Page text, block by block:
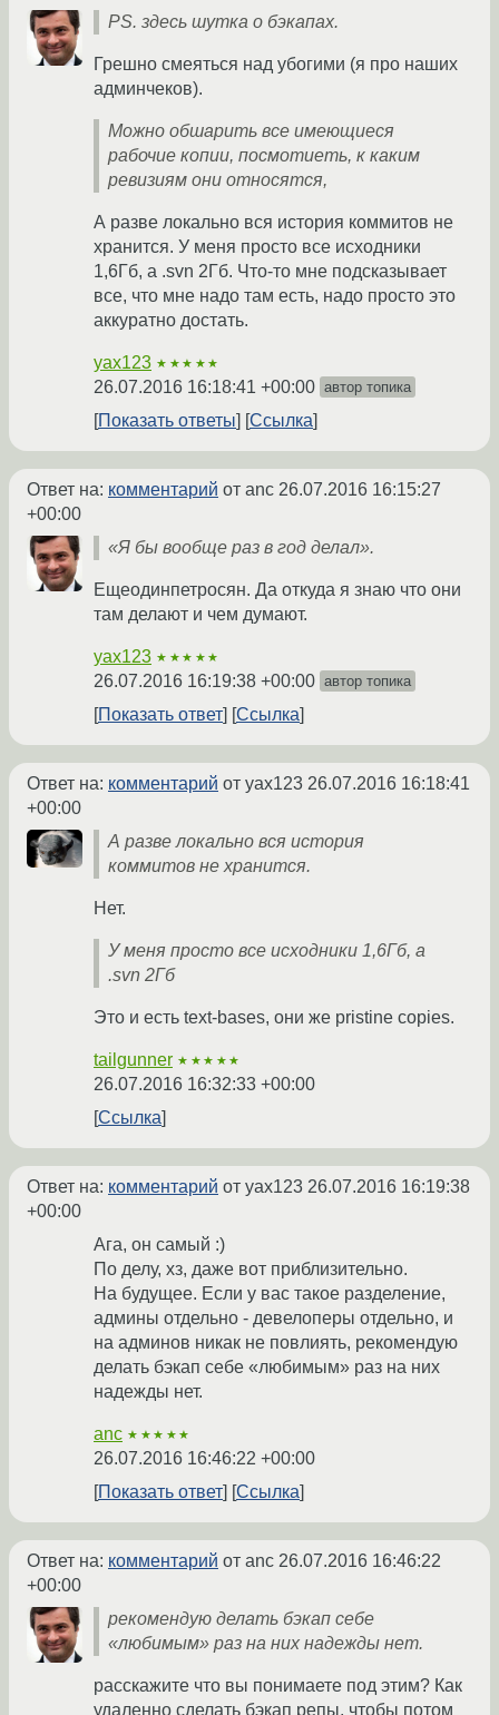
PS. здесь шутка о бэкапах.
Грешно смеяться над убогими (я про наших
админчеков).
Можно обшарить все имеющиеся
рабочие копии, посмотиеть, к каким
ревизиям они относятся,
А разве локально вся история коммитов не
хранится. У меня просто все исходники
1,6Гб, а .svn 2Гб. Что-то мне подсказывает
все, что мне надо там есть, надо просто это
аккуратно достать.
yax123 ★★★★★
26.07.2016 16:18:41 +00:00 автор топика
Показать ответы Ссылка
Ответ на: комментарий от anc 26.07.2016 16:15:27
+00:00
«Я бы вообще раз в год делал».
Ещеодинпетросян. Да откуда я знаю что они
там делают и чем думают.
yax123 ★★★★★
26.07.2016 16:19:38 +00:00 автор топика
Показать ответ Ссылка
Ответ на: комментарий от yax123 26.07.2016 16:18:41
+00:00
А разве локально вся история
коммитов не хранится.
Нет.
У меня просто все исходники 1,6Гб, а
.svn 2Гб
Это и есть text-bases, они же pristine copies.
tailgunner ★★★★★
26.07.2016 16:32:33 +00:00
Ссылка
Ответ на: комментарий от yax123 26.07.2016 16:19:38
+00:00
Ага, он самый :)
По делу, хз, даже вот приблизительно.
На будущее. Если у вас такое разделение,
админы отдельно - девелоперы отдельно, и
на админов никак не повлиять, рекомендую
делать бэкап себе «любимым» раз на них
надежды нет.
anc ★★★★★
26.07.2016 16:46:22 +00:00
Показать ответ
Ссылка
Ответ на: комментарий от anc 26.07.2016 16:46:22
+00:00
рекомендую делать бэкап себе
«любимым» раз на них надежды нет.
расскажите что вы понимаете под этим? Как
удаленно сделать бэкап репы, чтобы потом